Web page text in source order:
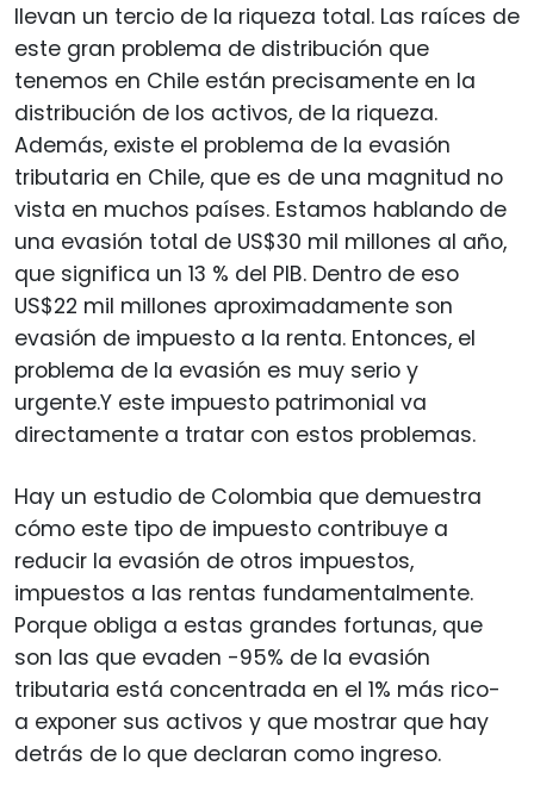
llevan un tercio de la riqueza total. Las raíces de
este gran problema de distribución que
tenemos en Chile están precisamente en la
distribución de los activos, de la riqueza.
Además, existe el problema de la evasión
tributaria en Chile, que es de una magnitud no
vista en muchos países. Estamos hablando de
una evasión total de US$30 mil millones al año,
que significa un 13 % del PIB. Dentro de eso
US$22 mil millones aproximadamente son
evasión de impuesto a la renta. Entonces, el
problema de la evasión es muy serio y
urgente.Y este impuesto patrimonial va
directamente a tratar con estos problemas.
Hay un estudio de Colombia que demuestra
cómo este tipo de impuesto contribuye a
reducir la evasión de otros impuestos,
impuestos a las rentas fundamentalmente.
Porque obliga a estas grandes fortunas, que
son las que evaden -95% de la evasión
tributaria está concentrada en el 1% más rico-
a exponer sus activos y que mostrar que hay
detrás de lo que declaran como ingreso.